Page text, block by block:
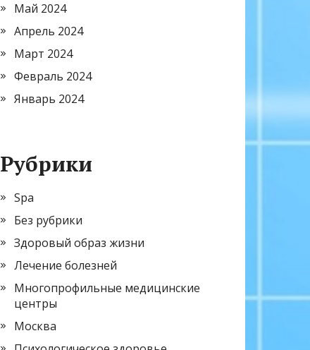
Май 2024
Апрель 2024
Март 2024
Февраль 2024
Январь 2024
Рубрики
Spa
Без рубрики
Здоровый образ жизни
Лечение болезней
Многопрофильные медицинские
центры
Москва